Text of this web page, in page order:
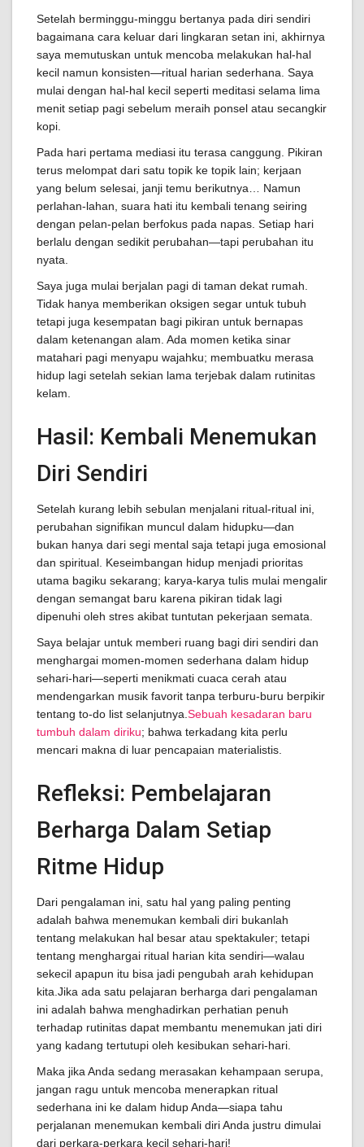
Setelah berminggu-minggu bertanya pada diri sendiri
bagaimana cara keluar dari lingkaran setan ini, akhirnya
saya memutuskan untuk mencoba melakukan hal-hal
kecil namun konsisten—ritual harian sederhana. Saya
mulai dengan hal-hal kecil seperti meditasi selama lima
menit setiap pagi sebelum meraih ponsel atau secangkir
kopi.
Pada hari pertama mediasi itu terasa canggung. Pikiran
terus melompat dari satu topik ke topik lain; kerjaan
yang belum selesai, janji temu berikutnya… Namun
perlahan-lahan, suara hati itu kembali tenang seiring
dengan pelan-pelan berfokus pada napas. Setiap hari
berlalu dengan sedikit perubahan—tapi perubahan itu
nyata.
Saya juga mulai berjalan pagi di taman dekat rumah.
Tidak hanya memberikan oksigen segar untuk tubuh
tetapi juga kesempatan bagi pikiran untuk bernapas
dalam ketenangan alam. Ada momen ketika sinar
matahari pagi menyapu wajahku; membuatku merasa
hidup lagi setelah sekian lama terjebak dalam rutinitas
kelam.
Hasil: Kembali Menemukan
Diri Sendiri
Setelah kurang lebih sebulan menjalani ritual-ritual ini,
perubahan signifikan muncul dalam hidupku—dan
bukan hanya dari segi mental saja tetapi juga emosional
dan spiritual. Keseimbangan hidup menjadi prioritas
utama bagiku sekarang; karya-karya tulis mulai mengalir
dengan semangat baru karena pikiran tidak lagi
dipenuhi oleh stres akibat tuntutan pekerjaan semata.
Saya belajar untuk memberi ruang bagi diri sendiri dan
menghargai momen-momen sederhana dalam hidup
sehari-hari—seperti menikmati cuaca cerah atau
mendengarkan musik favorit tanpa terburu-buru berpikir
tentang to-do list selanjutnya. Sebuah kesadaran baru
tumbuh dalam diriku; bahwa terkadang kita perlu
mencari makna di luar pencapaian materialistis.
Refleksi: Pembelajaran
Berharga Dalam Setiap
Ritme Hidup
Dari pengalaman ini, satu hal yang paling penting
adalah bahwa menemukan kembali diri bukanlah
tentang melakukan hal besar atau spektakuler; tetapi
tentang menghargai ritual harian kita sendiri—walau
sekecil apapun itu bisa jadi pengubah arah kehidupan
kita.Jika ada satu pelajaran berharga dari pengalaman
ini adalah bahwa menghadirkan perhatian penuh
terhadap rutinitas dapat membantu menemukan jati diri
yang kadang tertutupi oleh kesibukan sehari-hari.
Maka jika Anda sedang merasakan kehampaan serupa,
jangan ragu untuk mencoba menerapkan ritual
sederhana ini ke dalam hidup Anda—siapa tahu
perjalanan menemukan kembali diri Anda justru dimulai
dari perkara-perkara kecil sehari-hari!